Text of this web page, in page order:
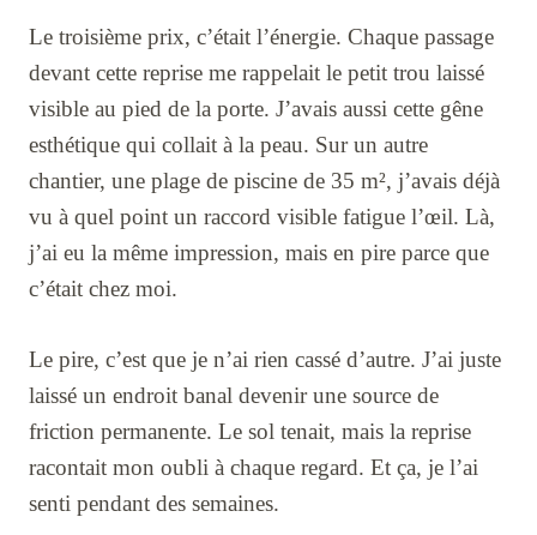
Le troisième prix, c’était l’énergie. Chaque passage
devant cette reprise me rappelait le petit trou laissé
visible au pied de la porte. J’avais aussi cette gêne
esthétique qui collait à la peau. Sur un autre
chantier, une plage de piscine de 35 m², j’avais déjà
vu à quel point un raccord visible fatigue l’œil. Là,
j’ai eu la même impression, mais en pire parce que
c’était chez moi.
Le pire, c’est que je n’ai rien cassé d’autre. J’ai juste
laissé un endroit banal devenir une source de
friction permanente. Le sol tenait, mais la reprise
racontait mon oubli à chaque regard. Et ça, je l’ai
senti pendant des semaines.